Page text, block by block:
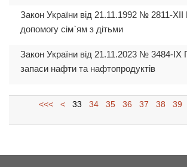
Закон України від 21.11.1992 № 2811-
допомогу сім`ям з дітьми
Закон України від 21.11.2023 № 3484-IX
запаси нафти та нафтопродуктів
<<< < 33 34 35 36 37 38 39